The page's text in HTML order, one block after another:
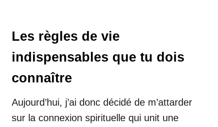
Les règles de vie
indispensables que tu dois
connaître
Aujourd’hui, j’ai donc décidé de m’attarder
sur la connexion spirituelle qui unit une